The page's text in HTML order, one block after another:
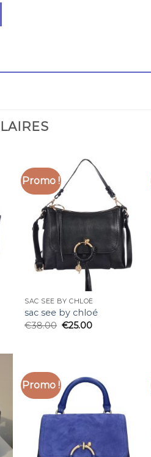
Promo !
SAC SEE BY CHLOÉ
sac see by chloé
€38.00 €25.00
Promo !